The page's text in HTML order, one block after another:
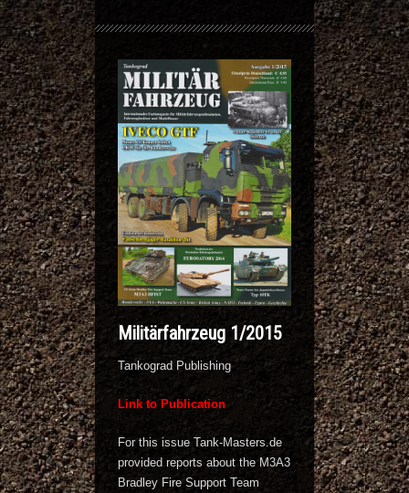
Militärfahrzeug 1/2015
Tankograd Publishing
Link to Publication
For this issue Tank-Masters.de
provided reports about the M3A3
Bradley Fire Support Team